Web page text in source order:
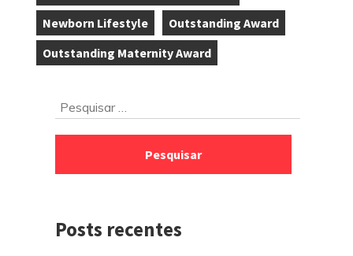
Newborn Lifestyle
Outstanding Award
,
Outstanding Maternity Award
Pesquisar
Posts recentes